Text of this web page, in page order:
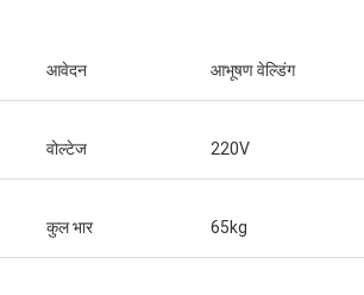
आवेदन आभूषण वेल्डिंग
वोल्टेज 220V
कुल भार 65kg